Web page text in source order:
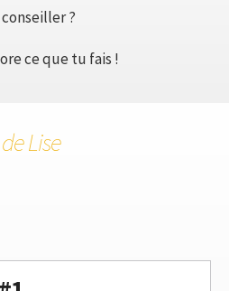
?
ce que tu fais !
de Lise